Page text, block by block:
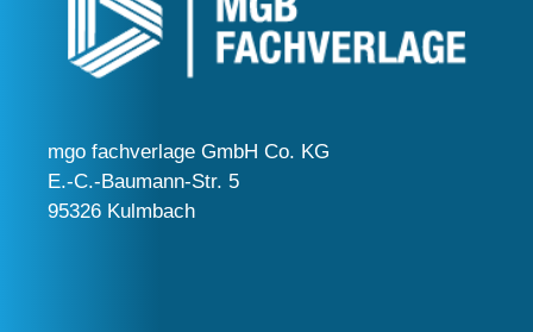
mgo fachverlage GmbH Co. KG
E.-C.-Baumann-Str. 5
95326 Kulmbach